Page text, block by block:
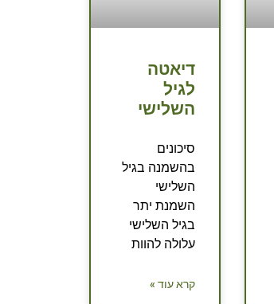
דיאטה
לגיל
השלישי
סיכונים
בהשמנה בגיל
השלישי
השמנת יתר
בגיל השלישי
עלולה להוות
קרא עוד »